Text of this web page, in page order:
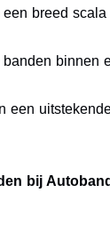
breed
binnen
een
bij